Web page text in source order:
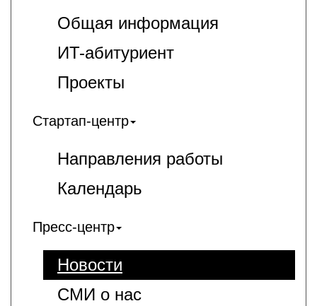
Общая информация
ИT-абитуриент
Проекты
Стартап-центр
Направления работы
Календарь
Пресс-центр
Новости
СМИ о нас